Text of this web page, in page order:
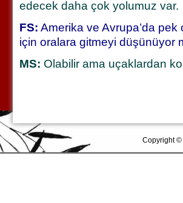
edecek daha çok yolumuz var.
FS: Amerika ve Avrupa’da pek
için oralara gitmeyi düşünüyor
MS: Olabilir ama uçaklardan
Copyright ©